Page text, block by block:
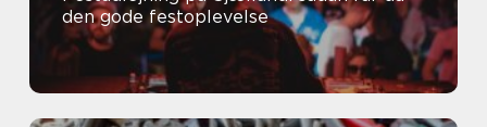
den gode festoplevelse